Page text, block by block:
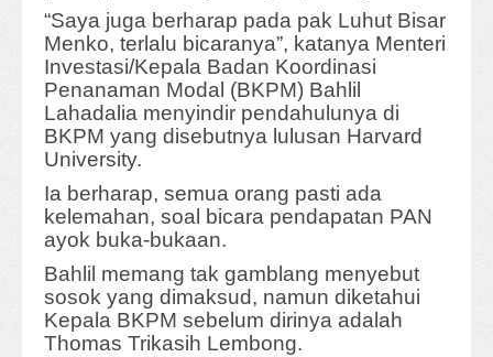
“Saya juga berharap pada pak Luhut Bisar
Menko, terlalu bicaranya”, katanya Menteri
Investasi/Kepala Badan Koordinasi
Penanaman Modal (BKPM) Bahlil
Lahadalia menyindir pendahulunya di
BKPM yang disebutnya lulusan Harvard
University.
Ia berharap, semua orang pasti ada
kelemahan, soal bicara pendapatan PAN
ayok buka-bukaan.
Bahlil memang tak gamblang menyebut
sosok yang dimaksud, namun diketahui
Kepala BKPM sebelum dirinya adalah
Thomas Trikasih Lembong.